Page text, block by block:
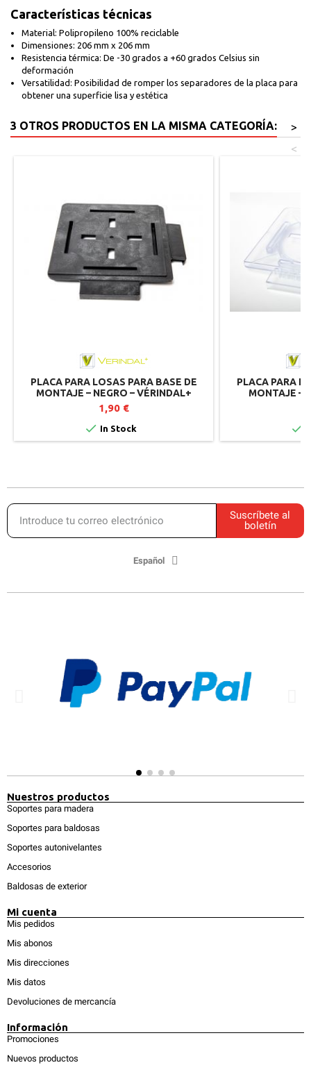
Características técnicas
Material: Polipropileno 100% reciclable
Dimensiones: 206 mm x 206 mm
Resistencia térmica: De -30 grados a +60 grados Celsius sin
deformación
Versatilidad: Posibilidad de romper los separadores de la placa para
obtener una superficie lisa y estética
3 OTROS PRODUCTOS EN LA MISMA CATEGORÍA:
>
<
PLACA PARA LOSAS PARA BASE DE
MONTAJE – NEGRO – VÉRINDAL+
1,90 €
 In Stock
PLACA PARA
MONTAJE –

Suscríbete al
boletín
Español
Nuestros productos
Soportes para madera
Soportes para baldosas
Soportes autonivelantes
Accesorios
Baldosas de exterior
Mi cuenta
Mis pedidos
Mis abonos
Mis direcciones
Mis datos
Devoluciones de mercancía
Información
Promociones
Nuevos productos